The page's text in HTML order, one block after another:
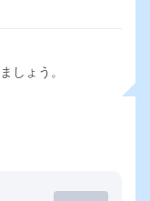
しょう。